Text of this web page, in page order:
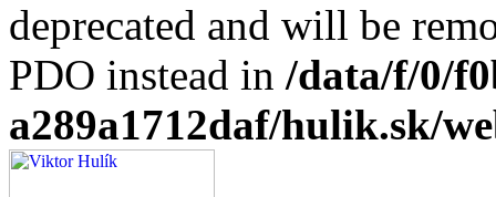
deprecated and will be
PDO instead in /data/f/0/
a289a1712daf/hulik.sk/